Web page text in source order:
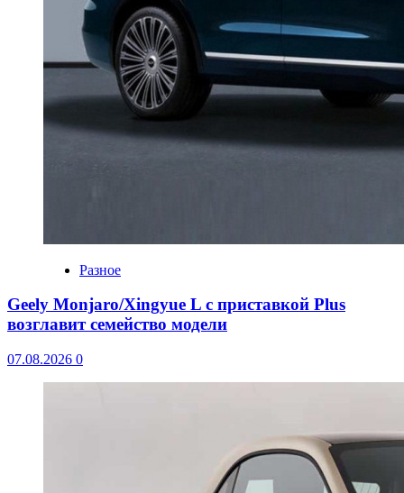
Разное
Geely Monjaro/Xingyue L с приставкой Plus
возглавит семейство модели
07.08.2026 0